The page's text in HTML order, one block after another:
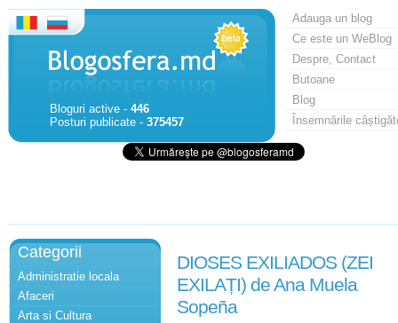
Bloguri active - 446
Posturi publicate - 375457
Adauga un blog
Ce este un WeBlog
Despre, Contact
Butoane
Blog
Însemnările
Categorii
Administratie locala
Afaceri
Arta si Cultura
DIOSES EXILIADOS (ZEI
EXILAȚI) de Ana Muela
Sopeña